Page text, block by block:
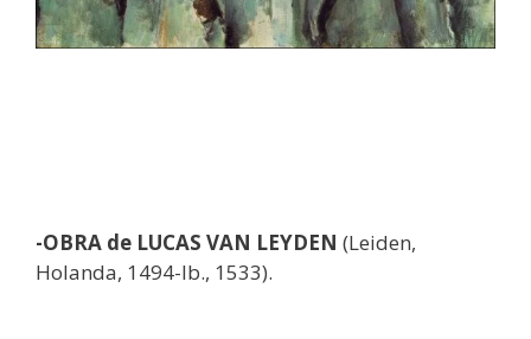
-OBRA de LUCAS VAN LEYDEN (Leiden,
Holanda, 1494-Ib., 1533).